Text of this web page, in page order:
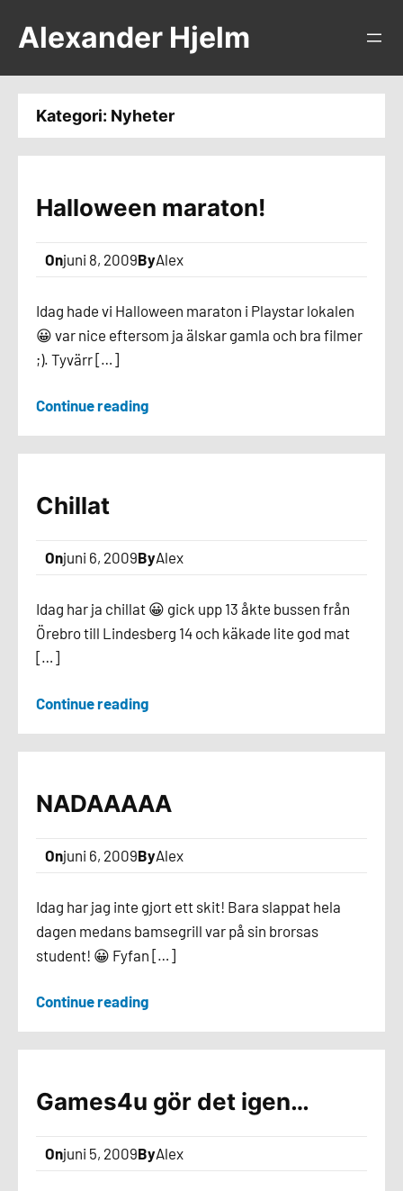
Alexander Hjelm
Kategori: Nyheter
Halloween maraton!
Onjuni 8, 2009ByAlex
Idag hade vi Halloween maraton i Playstar lokalen
😀 var nice eftersom ja älskar gamla och bra filmer
;). Tyvärr […]
Continue reading
Chillat
Onjuni 6, 2009ByAlex
Idag har ja chillat 😀 gick upp 13 åkte bussen från
Örebro till Lindesberg 14 och käkade lite god mat
[…]
Continue reading
NADAAAAA
Onjuni 6, 2009ByAlex
Idag har jag inte gjort ett skit! Bara slappat hela
dagen medans bamsegrill var på sin brorsas
student! 😀 Fyfan […]
Continue reading
Games4u gör det igen…
Onjuni 5, 2009ByAlex